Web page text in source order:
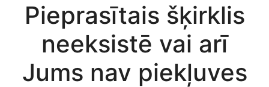
Pieprasītais šķirklis
neeksistē vai arī
Jums nav piekļuves